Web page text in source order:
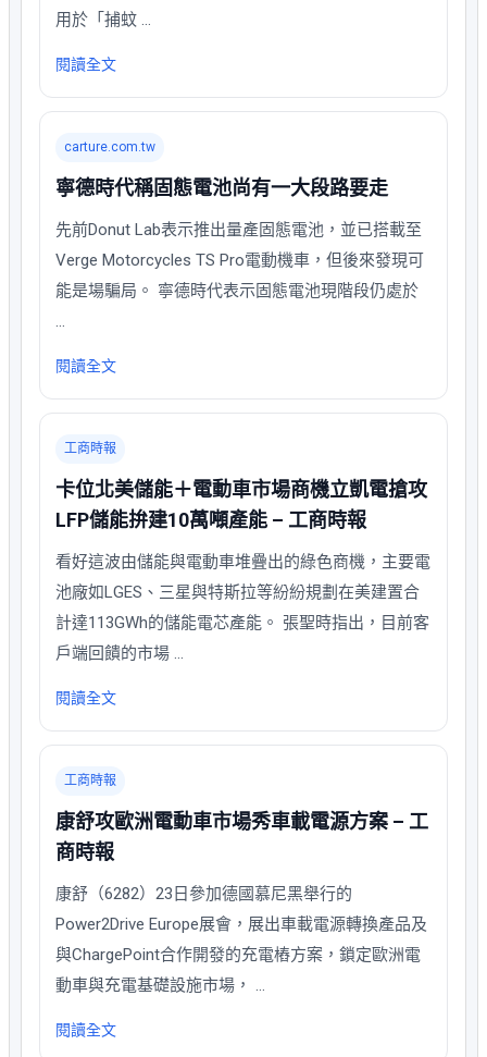
用於「捕蚊 …
閱讀全文
carture.com.tw
寧德時代稱固態電池尚有一大段路要走
先前Donut Lab表示推出量產固態電池，並已搭載至
Verge Motorcycles TS Pro電動機車，但後來發現可
能是場騙局。 寧德時代表示固態電池現階段仍處於
閱讀全文
工商時報
卡位北美儲能＋電動車市場商機立凱電搶攻
LFP儲能拚建10萬噸產能 – 工商時報
看好這波由儲能與電動車堆疊出的綠色商機，主要電
池廠如LGES、三星與特斯拉等紛紛規劃在美建置合
計達113GWh的儲能電芯產能。 張聖時指出，目前客
戶端回饋的市場 …
閱讀全文
工商時報
康舒攻歐洲電動車市場秀車載電源方案 – 工
商時報
康舒（6282）23日參加德國慕尼黑舉行的
Power2Drive Europe展會，展出車載電源轉換產品及
與ChargePoint合作開發的充電樁方案，鎖定歐洲電
動車與充電基礎設施市場， …
閱讀全文